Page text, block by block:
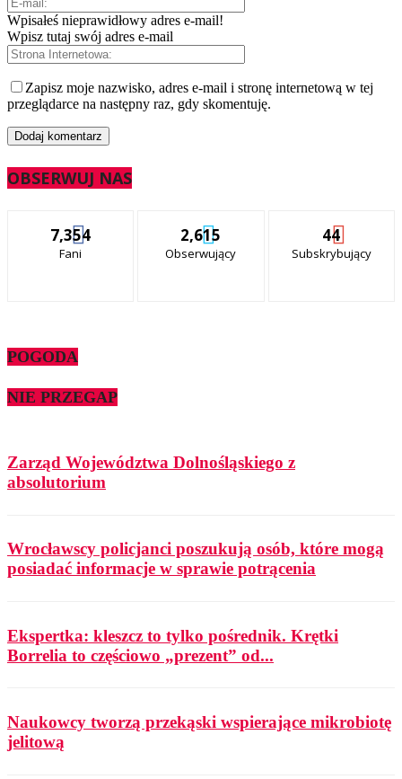
Wpisałeś nieprawidłowy adres e-mail!
Wpisz tutaj swój adres e-mail
Zapisz moje nazwisko, adres e-mail i stronę internetową w tej
przeglądarce na następny raz, gdy skomentuję.
OBSERWUJ NAS
7,354
Fani
2,615
Obserwujący
44
Subskrybujący
POGODA
NIE PRZEGAP
Zarząd Województwa Dolnośląskiego z
absolutorium
Wrocławscy policjanci poszukują osób, które mogą
posiadać informacje w sprawie potrącenia
Ekspertka: kleszcz to tylko pośrednik. Krętki
Borrelia to częściowo „prezent” od...
Naukowcy tworzą przekąski wspierające mikrobiotę
jelitową